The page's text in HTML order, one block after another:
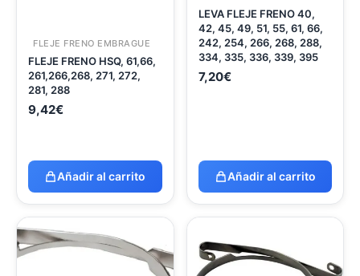
FLEJE FRENO EMBRAGUE
FLEJE FRENO HSQ, 61,66,
261,266,268, 271, 272,
281, 288
9,42€
Añadir al carrito
LEVA FLEJE FRENO 40,
42, 45, 49, 51, 55, 61, 66,
242, 254, 266, 268, 288,
334, 335, 336, 339, 395
7,20€
Añadir al carrito